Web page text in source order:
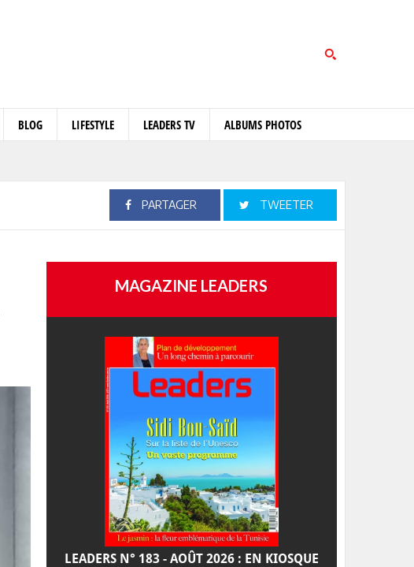
BLOG LIFESTYLE LEADERS TV ALBUMS PHOTOS
PARTAGER TWEETER
MAGAZINE LEADERS
LEADERS N° 183 - AOÛT 2026 : EN KIOSQUE